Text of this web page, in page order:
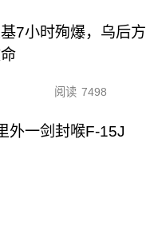
7小时殉爆，乌后方
阅读 7498
外一剑封喉F-15J